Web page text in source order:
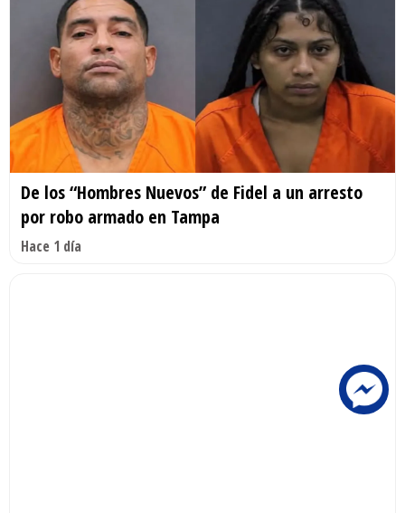
De los “Hombres Nuevos” de Fidel a un arresto
por robo armado en Tampa
Hace 1 día